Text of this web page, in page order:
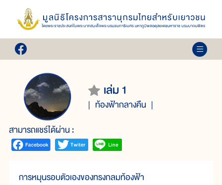
เล่ม 1
ท้องฟ้ากลางคืน
สามารถแชร์ได้ผ่าน :
การหมุนรอบตัวเองของทรงกลมท้องฟ้า